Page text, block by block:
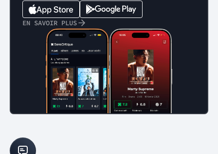
EN SAVOIR PLUS